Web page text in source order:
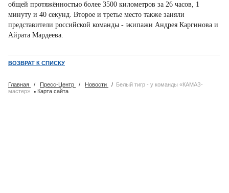
общей протяжённостью более 3500 километров за 26 часов, 1
минуту и 40 секунд. Второе и третье место также заняли
представители российской команды - экипажи Андрея Каргинова и
Айрата Мардеева.
ВОЗВРАТ К СПИСКУ
Главная / Пресс-Центр / Новости / Белый тигр - у команды «КАМАЗ-
мастер» · Карта сайта